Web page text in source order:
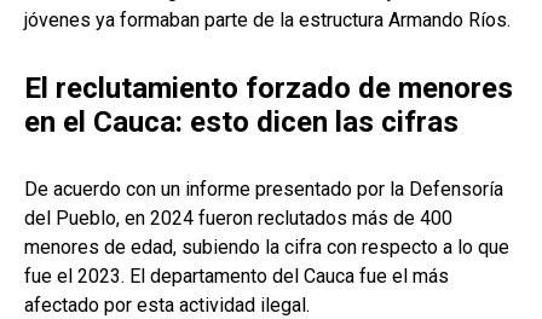
jóvenes ya formaban parte de la estructura Armando Ríos.
El reclutamiento forzado de menores
en el Cauca: esto dicen las cifras
De acuerdo con un informe presentado por la Defensoría
del Pueblo, en 2024 fueron reclutados más de 400
menores de edad, subiendo la cifra con respecto a lo que
fue el 2023. El departamento del Cauca fue el más
afectado por esta actividad ilegal.